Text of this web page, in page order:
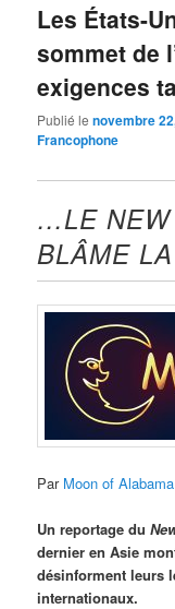
Les États-
sommet de
exigences
Publié lenovembre
Francophone
…LE NEW
BLÂME
Par Moon of Alabama
Un reportage du
dernier en Asie
désinforment leurs
internationaux.